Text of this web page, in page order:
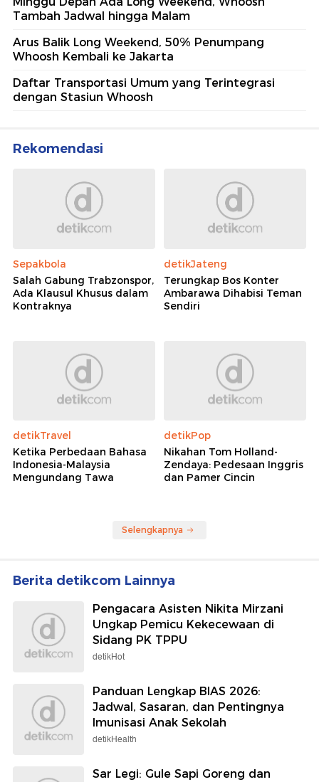
Tambah Jadwal hingga Malam
Arus Balik Long Weekend, 50% Penumpang
Whoosh Kembali ke Jakarta
Daftar Transportasi Umum yang Terintegrasi
dengan Stasiun Whoosh
Rekomendasi
Sepakbola
Salah Gabung Trabzonspor,
Ada Klausul Khusus dalam
Kontraknya
detikJateng
Terungkap Bos Konter
Ambarawa Dihabisi Teman
Sendiri
detikTravel
Ketika Perbedaan Bahasa
Indonesia-Malaysia
Mengundang Tawa
detikPop
Nikahan Tom Holland-
Zendaya: Pedesaan Inggris
dan Pamer Cincin
Selengkapnya
Berita detikcom Lainnya
Pengacara Asisten Nikita Mirzani
Ungkap Pemicu Kekecewaan di
Sidang PK TPPU
detikHot
Panduan Lengkap BIAS 2026:
Jadwal, Sasaran, dan Pentingnya
Imunisasi Anak Sekolah
detikHealth
Sar Legi: Gule Sapi Goreng dan